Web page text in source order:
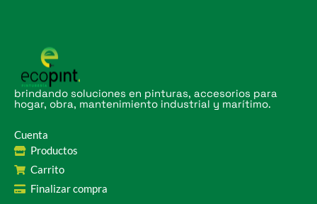
brindando soluciones en pinturas, accesorios para
hogar, obra, mantenimiento industrial y marítimo.
Cuenta
Productos
Carrito
Finalizar compra